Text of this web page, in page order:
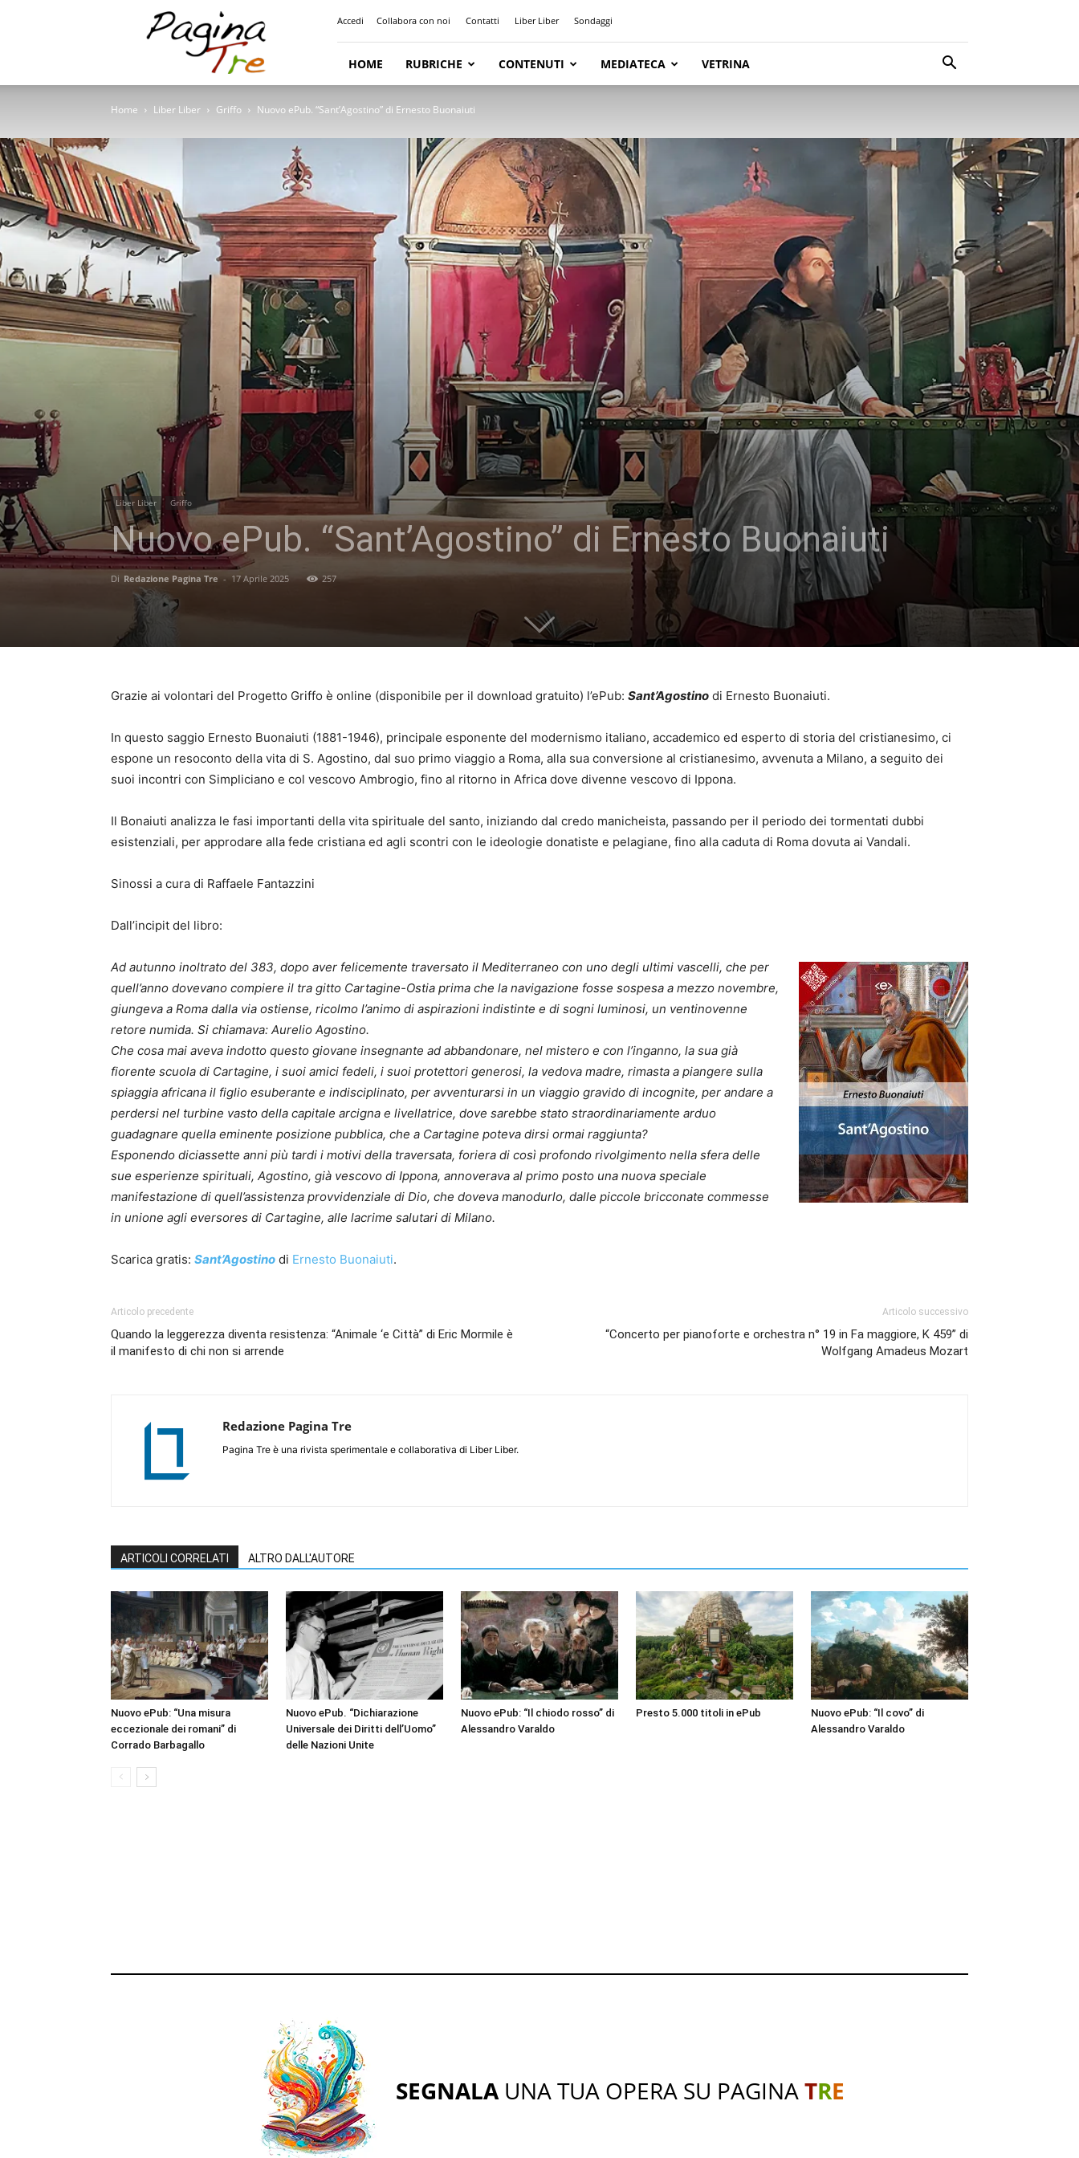
Accedi Collabora con noi Contatti Liber Liber Sondaggi
HOME RUBRICHE CONTENUTI MEDIATECA VETRINA
Home Liber Liber Griffo Nuovo ePub. “Sant’Agostino” di Ernesto Buonaiuti
Liber Liber Griffo
Nuovo ePub. “Sant’Agostino” di Ernesto Buonaiuti
Di Redazione Pagina Tre - 17 Aprile 2025 257
Grazie ai volontari del Progetto Griffo è online (disponibile per il download gratuito) l’ePub: Sant’Agostino di Ernesto Buonaiuti.
In questo saggio Ernesto Buonaiuti (1881-1946), principale esponente del modernismo italiano, accademico ed esperto di storia del cristianesimo, ci
espone un resoconto della vita di S. Agostino, dal suo primo viaggio a Roma, alla sua conversione al cristianesimo, avvenuta a Milano, a seguito dei
suoi incontri con Simpliciano e col vescovo Ambrogio, fino al ritorno in Africa dove divenne vescovo di Ippona.
Il Bonaiuti analizza le fasi importanti della vita spirituale del santo, iniziando dal credo manicheista, passando per il periodo dei tormentati dubbi
esistenziali, per approdare alla fede cristiana ed agli scontri con le ideologie donatiste e pelagiane, fino alla caduta di Roma dovuta ai Vandali.
Sinossi a cura di Raffaele Fantazzini
Dall’incipit del libro:
Ad autunno inoltrato del 383, dopo aver felicemente traversato il Mediterraneo con uno degli ultimi vascelli, che per
quell’anno dovevano compiere il tra gitto Cartagine-Ostia prima che la navigazione fosse sospesa a mezzo novembre,
giungeva a Roma dalla via ostiense, ricolmo l’animo di aspirazioni indistinte e di sogni luminosi, un ventinovenne
retore numida. Si chiamava: Aurelio Agostino.
Che cosa mai aveva indotto questo giovane insegnante ad abbandonare, nel mistero e con l’inganno, la sua già
fiorente scuola di Cartagine, i suoi amici fedeli, i suoi protettori generosi, la vedova madre, rimasta a piangere sulla
spiaggia africana il figlio esuberante e indisciplinato, per avventurarsi in un viaggio gravido di incognite, per andare a
perdersi nel turbine vasto della capitale arcigna e livellatrice, dove sarebbe stato straordinariamente arduo
guadagnare quella eminente posizione pubblica, che a Cartagine poteva dirsi ormai raggiunta?
Esponendo diciassette anni più tardi i motivi della traversata, foriera di così profondo rivolgimento nella sfera delle
sue esperienze spirituali, Agostino, già vescovo di Ippona, annoverava al primo posto una nuova speciale
manifestazione di quell’assistenza provvidenziale di Dio, che doveva manodurlo, dalle piccole bricconate commesse
in unione agli eversores di Cartagine, alle lacrime salutari di Milano.
Scarica gratis: Sant’Agostino di Ernesto Buonaiuti.
Articolo precedente
Quando la leggerezza diventa resistenza: “Animale ‘e Città” di Eric Mormile è
il manifesto di chi non si arrende
Articolo successivo
“Concerto per pianoforte e orchestra n° 19 in Fa maggiore, K 459” di
Wolfgang Amadeus Mozart
Redazione Pagina Tre
Pagina Tre è una rivista sperimentale e collaborativa di Liber Liber.
ARTICOLI CORRELATI ALTRO DALL'AUTORE
Nuovo ePub: “Una misura
eccezionale dei romani” di
Corrado Barbagallo
Nuovo ePub. “Dichiarazione
Universale dei Diritti dell’Uomo”
delle Nazioni Unite
Nuovo ePub: “Il chiodo rosso” di
Alessandro Varaldo
Presto 5.000 titoli in ePub
Nuovo ePub: “Il covo” di
Alessandro Varaldo
SEGNALAUNA TUA OPERA SU PAGINATRE